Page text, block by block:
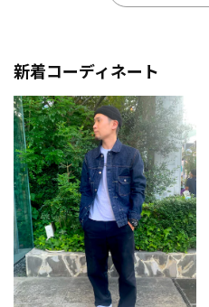
新着コーディネート